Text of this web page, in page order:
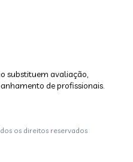
substituem avaliação,
de profissionais.
os direitos reservados